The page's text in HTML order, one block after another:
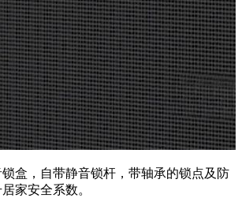
盒，自带静音锁杆，带轴承的锁点及防
家安全系数。